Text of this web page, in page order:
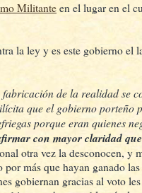
Militanteen el lugar en el
la ley y es este gobierno el
de la realidad se
que el gobierno porteño
porque eran quienes
con mayor claridad
otra vez la desconocen, y
por más que hayan ganado
gobiernan gracias al voto